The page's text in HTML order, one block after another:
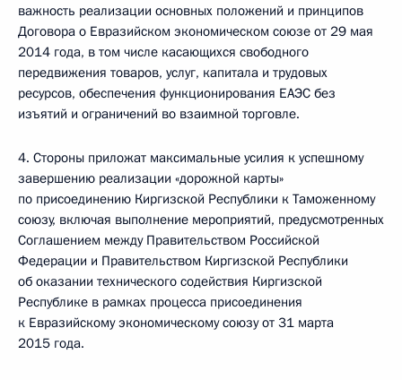
важность реализации основных положений и принципов
Договора о Евразийском экономическом союзе от 29 мая
2014 года, в том числе касающихся свободного
передвижения товаров, услуг, капитала и трудовых
ресурсов, обеспечения функционирования ЕАЭС без
изъятий и ограничений во взаимной торговле.
4. Стороны приложат максимальные усилия к успешному
завершению реализации «дорожной карты»
по присоединению Киргизской Республики к Таможенному
союзу, включая выполнение мероприятий, предусмотренных
Соглашением между Правительством Российской
Федерации и Правительством Киргизской Республики
об оказании технического содействия Киргизской
Республике в рамках процесса присоединения
к Евразийскому экономическому союзу от 31 марта
2015 года.